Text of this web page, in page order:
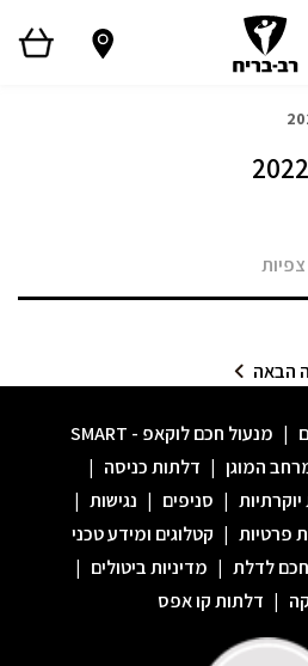
צפיות
הבאה
| מנעול חכם לוקאפ - SMART
המוגן | דלתות כניסה |
| סניפים | נגישות |
פרטיות | קטלוגים ומידע טכני
לדלת | מדיניות ביטולים |
| דלתות קו אפס